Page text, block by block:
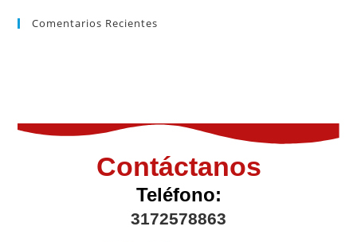
Comentarios Recientes
Contáctanos
Teléfono:
3172578863